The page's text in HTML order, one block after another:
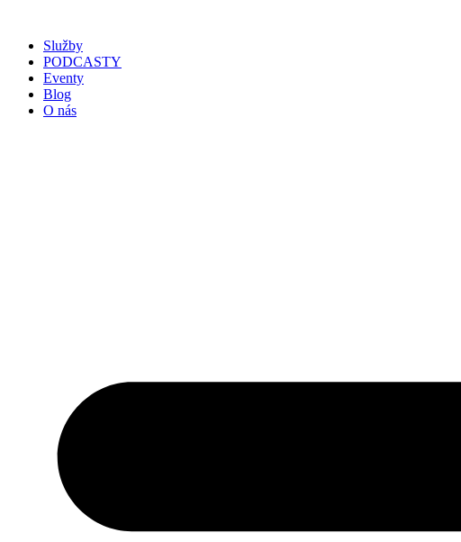
Služby
PODCASTY
Eventy
Blog
O nás